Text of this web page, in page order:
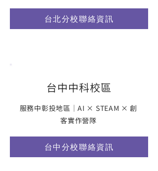
台北分校聯絡資訊
台中中科校區
服務中彰投地區｜AI × STEAM × 創
客實作營隊
台中分校聯絡資訊